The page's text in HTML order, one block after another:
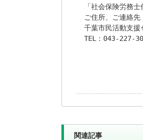
「社会保険労務
ご住所、ご連絡
千葉市民活動支援
TEL：043-227-
関連記事